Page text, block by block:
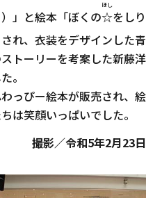
」と絵本「ぼくの☆
ほし
をし
れ、衣装をデザインした
トーリーを考案した新藤
。
っぴー絵本が販売され、
は笑顔いっぱいでした。
撮影／令和5年2月23日